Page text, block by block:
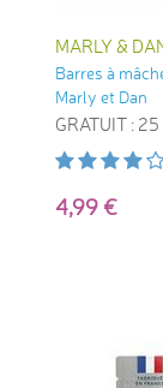
MARLY &
Barres à
Marly et Dan
GRATUIT :
4,99